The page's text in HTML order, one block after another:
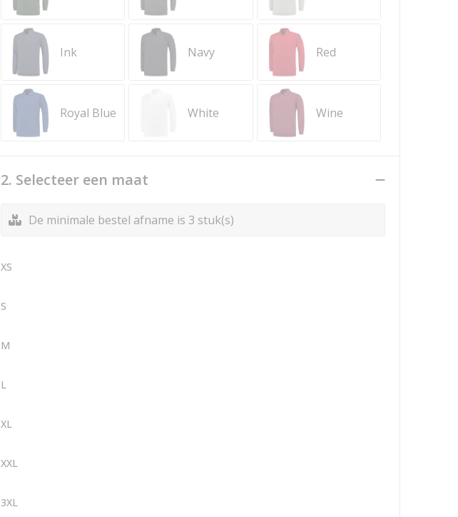
Ink Navy Red
Royal Blue White Wine
2. Selecteer een maat
De minimale bestel afname is 3 stuk(s)
XS
S
M
L
XL
XXL
3XL